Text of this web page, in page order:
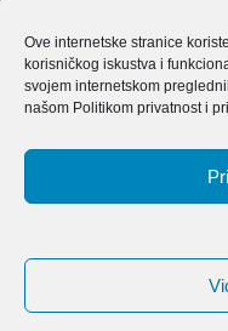
Ove internetske stranice
korisničkog iskustva i
svojem internetskom
našom Politikom privatnosti
14
Polugodišnji
godinu